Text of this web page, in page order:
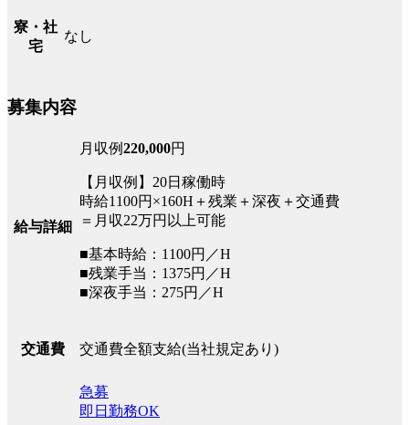
寮・社
宅
なし
募集内容
給与詳細
月収例220,000円
【月収例】20日稼働時
時給1100円×160H＋残業＋深夜＋交通費
＝月収22万円以上可能
■基本時給：1100円／H
■残業手当：1375円／H
■深夜手当：275円／H
交通費 交通費全額支給(当社規定あり)
急募
即日勤務OK